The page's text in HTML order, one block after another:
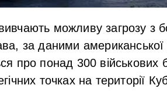
можливу загрозу з
за даними американської
про понад 300 військових
точках на території